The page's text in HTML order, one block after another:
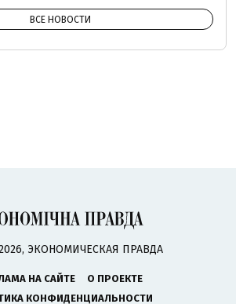
ВСЕ НОВОСТИ
ЭКОНОМИЧЕСКАЯ ПРАВДА
НА САЙТЕ
О ПРОЕКТЕ
КОНФИДЕНЦИАЛЬНОСТИ